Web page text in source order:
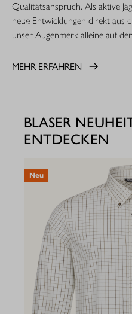
MEHR ERFAHREN
Qualitätsanspruch. Als aktive
neue Entwicklungen direkt aus
unser Augenmerk alleine auf
MEHR ERFAHREN
BLASER
ENTDECKEN
Neu